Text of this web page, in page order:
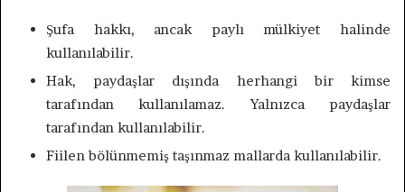
Şufa hakkı, ancak paylı mülkiyet halinde
kullanılabilir.
Hak, paydaşlar dışında herhangi bir kimse
tarafından kullanılamaz. Yalnızca paydaşlar
tarafından kullanılabilir.
Fiilen bölünmemiş taşınmaz mallarda kullanılabilir.